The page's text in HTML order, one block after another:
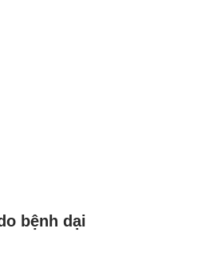
bệnh dại